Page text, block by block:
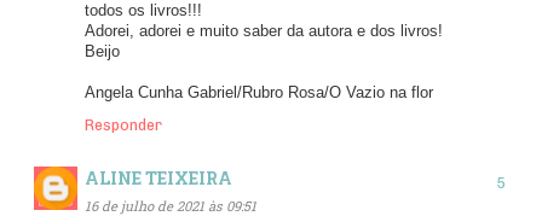
todos os livros!!!
Adorei, adorei e muito saber da autora e dos livros!
Beijo
Angela Cunha Gabriel/Rubro Rosa/O Vazio na flor
Responder
ALINE TEIXEIRA
16 de julho de 2021 às 09:51